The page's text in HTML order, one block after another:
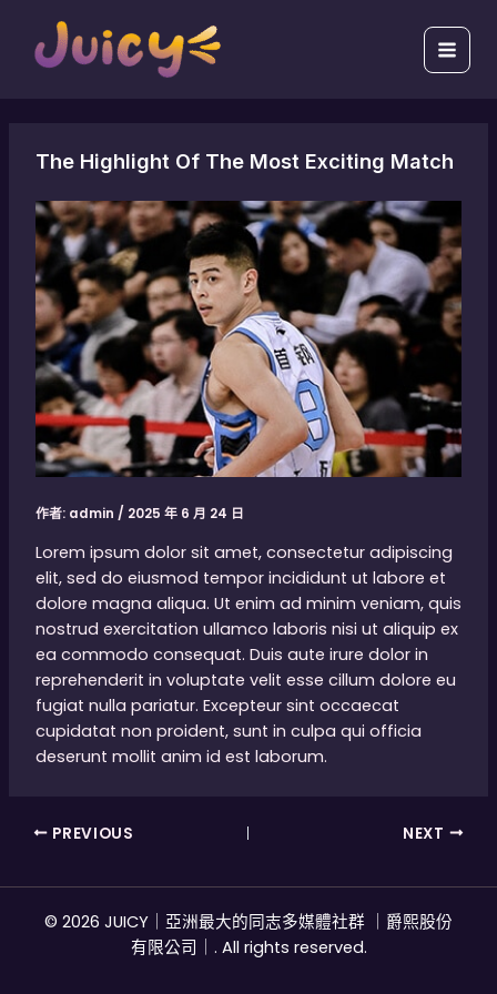
Main
The Highlight Of The Most Exciting Match
作者: admin / 2025 年 6 月 24 日
Lorem ipsum dolor sit amet, consectetur adipiscing
elit, sed do eiusmod tempor incididunt ut labore et
dolore magna aliqua. Ut enim ad minim veniam, quis
nostrud exercitation ullamco laboris nisi ut aliquip ex
ea commodo consequat. Duis aute irure dolor in
reprehenderit in voluptate velit esse cillum dolore eu
fugiat nulla pariatur. Excepteur sint occaecat
cupidatat non proident, sunt in culpa qui officia
deserunt mollit anim id est laborum.
PREVIOUS NEXT
© 2026 JUICY｜亞洲最大的同志多媒體社群 ｜爵熙股份
有限公司｜. All rights reserved.